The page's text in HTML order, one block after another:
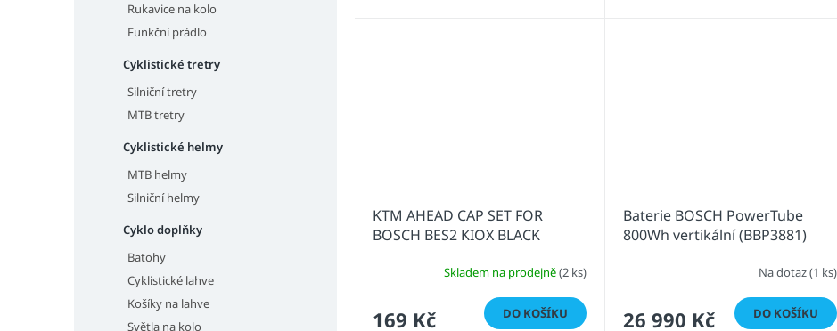
Rukavice na kolo
Funkční prádlo
Cyklistické tretry
Silniční tretry
MTB tretry
Cyklistické helmy
MTB helmy
Silniční helmy
Cyklo doplňky
Batohy
Cyklistické lahve
Košíky na lahve
Světla na kolo
KTM AHEAD CAP SET FOR
BOSCH BES2 KIOX BLACK
Skladem na prodejně(2 ks)
169 Kč DO KOŠÍKU
Baterie BOSCH PowerTube
800Wh vertikální (BBP3881)
Na dotaz(1 ks)
26 990 Kč DO KOŠÍKU